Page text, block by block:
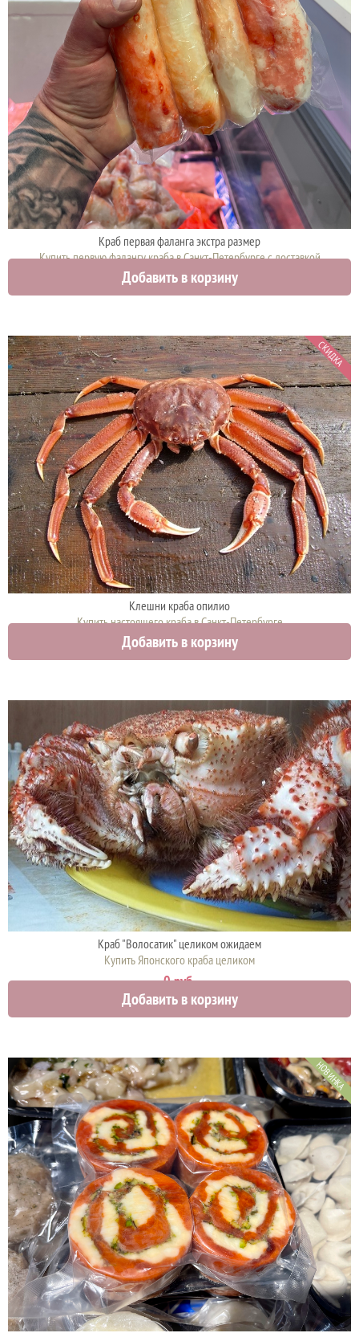
Краб первая фаланга экстра размер
Купить первую фалангу краба в Санкт-Петербурге с доставкой
12000 руб.
Добавить в корзину
СКИДКА
Клешни краба опилио
Купить настоящего краба в Санкт-Петербурге
6100 руб.
Добавить в корзину
Краб "Волосатик" целиком ожидаем
Купить Японского краба целиком
0 руб.
Добавить в корзину
НОВИНКА